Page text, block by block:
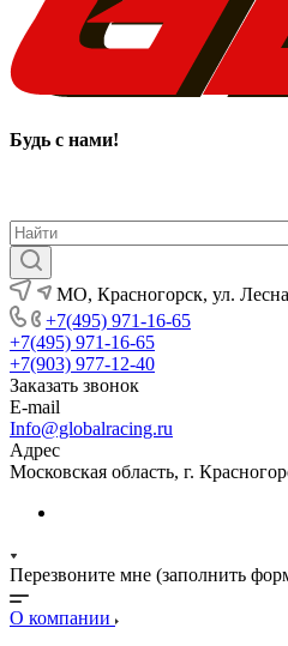
Будь с нами!
МО, Красногорск, ул.
+7(495) 971-16-65
+7(495) 971-16-65
+7(903) 977-12-40
Заказать звонок
E-mail
Info@globalracing.ru
Адрес
Московская область, г.
Перезвоните мне (заполнить
О компании